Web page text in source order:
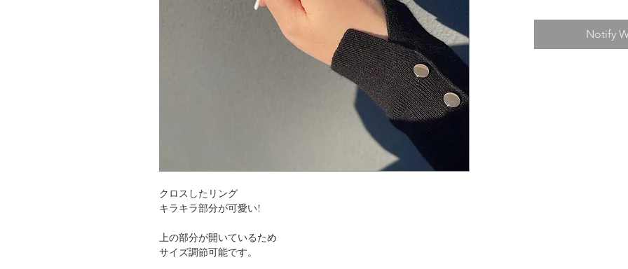
クロスしたリング
キラキラ部分が可愛い!
上の部分が開いているため
サイズ調節可能です。
Notify